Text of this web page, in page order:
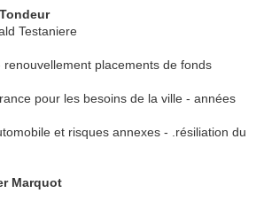
Testaniere
placements de fonds
pour les besoins de la ville - années
et risques annexes - .résiliation du
Marquot